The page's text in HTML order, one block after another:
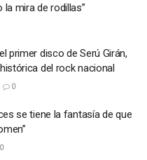
mira de rodillas”
primer disco de Serú Girán,
del rock nacional
0
se tiene la fantasía de que
0